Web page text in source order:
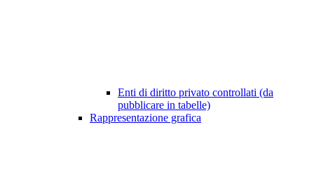
Enti di diritto privato controllati (da
pubblicare in tabelle)
Rappresentazione grafica